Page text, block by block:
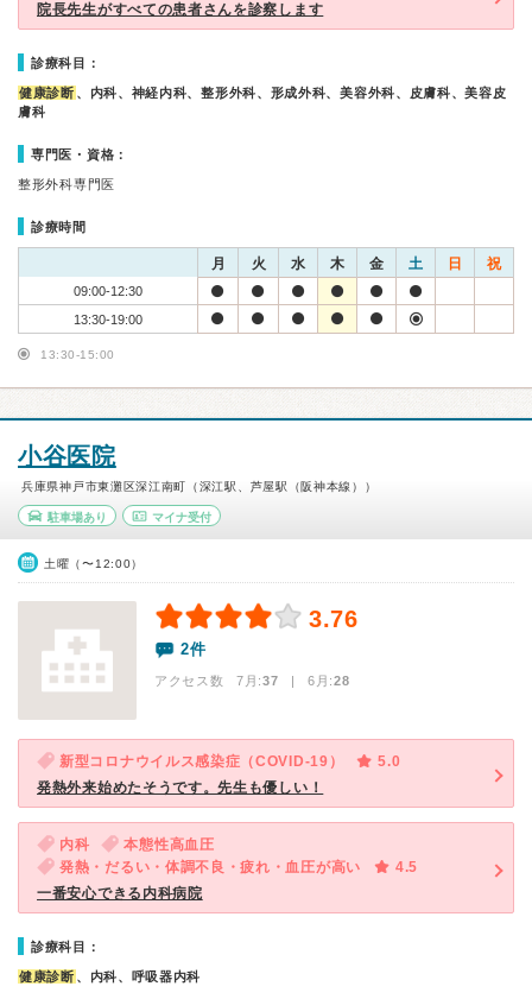
院長先生がすべての患者さんを診察します
診療科目：
健康診断 、内科、神経内科、整形外科、形成外科、美容外科、皮膚科、美容皮
膚科
専門医・資格：
整形外科専門医
診療時間
月 火 水 木 金 土 日 祝
09:00-12:30
13:30-19:00
13:30-15:00
小谷医院
兵庫県神戸市東灘区深江南町（深江駅、芦屋駅（阪神本線））
駐車場あり マイナ受付
土曜（〜12:00）
3.76
2件
アクセス数 7月:37 | 6月:28
新型コロナウイルス感染症（COVID-19）
5.0
発熱外来始めたそうです。先生も優しい！
内科
本態性高血圧
発熱・だるい・体調不良・疲れ・血圧が高い
4.5
一番安心できる内科病院
診療科目：
健康診断 、内科、呼吸器内科